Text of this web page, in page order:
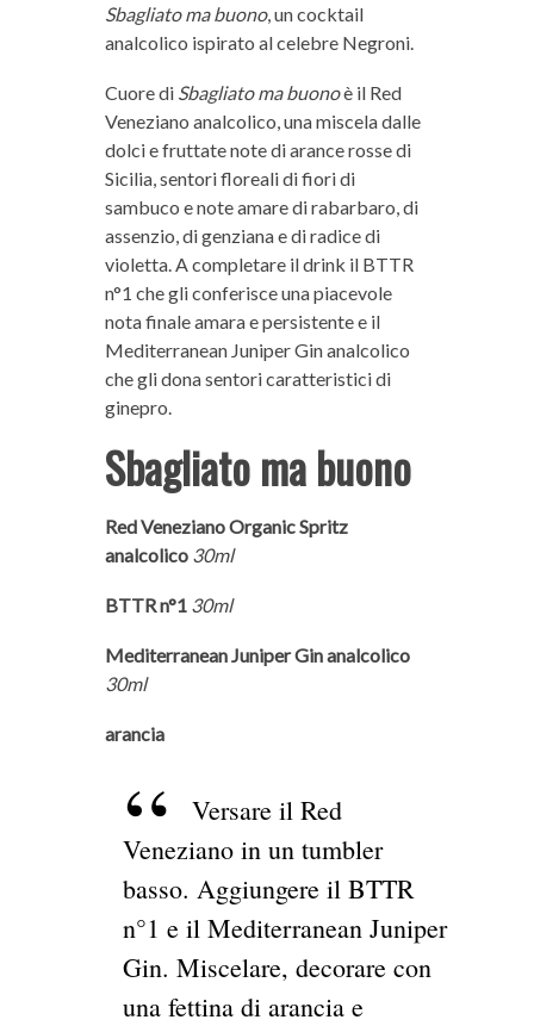
Sbagliato ma buono, un cocktail
analcolico ispirato al celebre Negroni.
Cuore di Sbagliato ma buonoè il Red
Veneziano analcolico, una miscela dalle
dolci e fruttate note di arance rosse di
Sicilia, sentori floreali di fiori di
sambuco e note amare di rabarbaro, di
assenzio, di genziana e di radice di
violetta. A completare il drink il BTTR
n°1 che gli conferisce una piacevole
nota finale amara e persistente e il
Mediterranean Juniper Gin analcolico
che gli dona sentori caratteristici di
ginepro.
Sbagliato ma buono
Red Veneziano Organic Spritz
analcolico 30ml
BTTR n°1 30ml
Mediterranean Juniper Gin analcolico
30ml
arancia
Versare il Red
Veneziano in un tumbler
basso. Aggiungere il BTTR
n°1 e il Mediterranean Juniper
Gin. Miscelare, decorare con
una fettina di arancia e